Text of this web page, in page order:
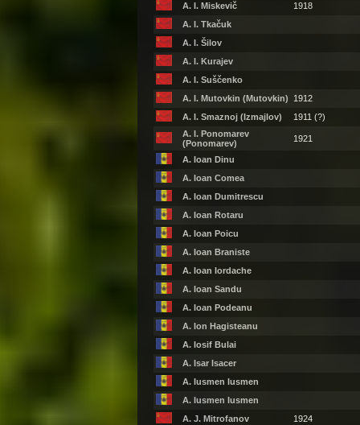
A. I. Miskevič
1918
A. I. Tkačuk
A. I. Šilov
A. I. Kurajev
A. I. Suščenko
A. I. Mutovkin (Mutovkin) 1912
A. I. Smaznoj (Izmajlov)
1911 (?)
A. I. Ponomarev
(Ponomarev)
1921
A. Ioan Dinu
A. Ioan Comea
A. Ioan Dumitrescu
A. Ioan Rotaru
A. Ioan Poicu
A. Ioan Braniste
A. Ioan Iordache
A. Ioan Sandu
A. Ioan Podeanu
A. Ion Hagisteanu
A. Iosif Bulai
A. Isar Isacer
A. Iusmen Iusmen
A. Iusmen Iusmen
A. J. Mitrofanov
1924